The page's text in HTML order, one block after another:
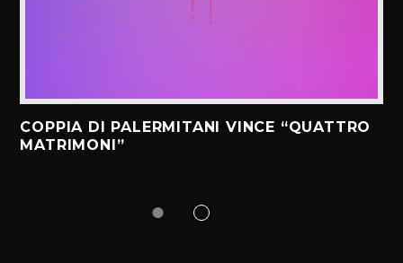
COPPIA DI PALERMITANI VINCE “QUATTRO
MATRIMONI”